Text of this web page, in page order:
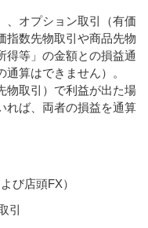
、オプション取引（有価
指数先物取引や商品先物
得等」の金額との損益通
算はできません）。
物取引）で利益が出た場
れば、両者の損益を通算
び店頭FX）
引